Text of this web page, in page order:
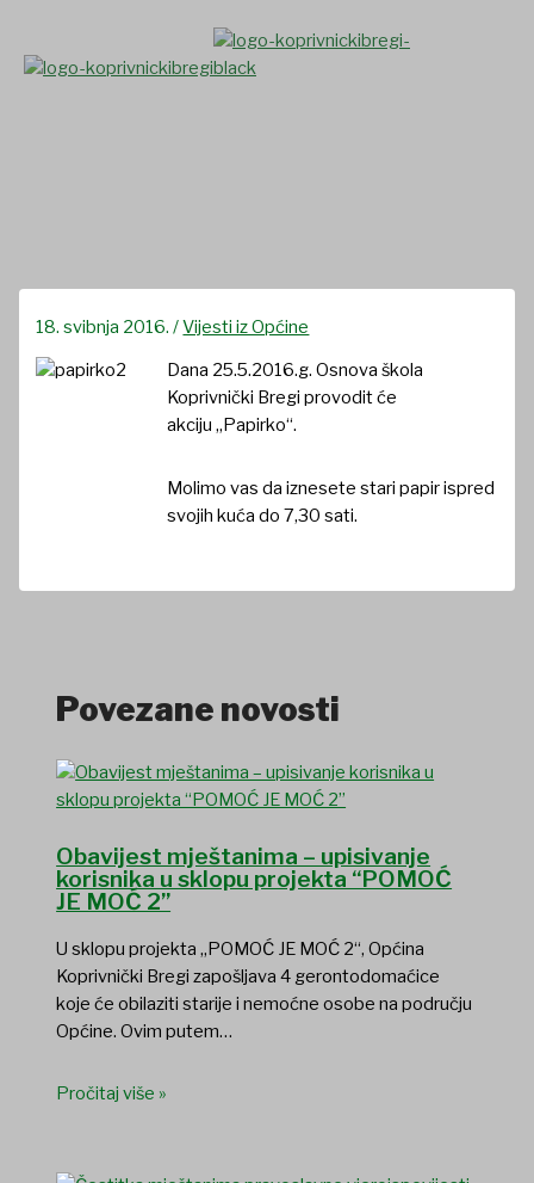
content
18. svibnja 2016./Vijesti iz Općine
Dana 25.5.2016.g. Osnova škola
Koprivnički Bregi provodit će
akciju „Papirko“.
Molimo vas da iznesete stari papir ispred
svojih kuća do 7,30 sati.
Povezane novosti
Obavijest mještanima – upisivanje
korisnika u sklopu projekta “POMOĆ
JE MOĆ 2”
U sklopu projekta „POMOĆ JE MOĆ 2“, Općina
Koprivnički Bregi zapošljava 4 gerontodomaćice
koje će obilaziti starije i nemoćne osobe na području
Općine. Ovim putem…
Pročitaj više »